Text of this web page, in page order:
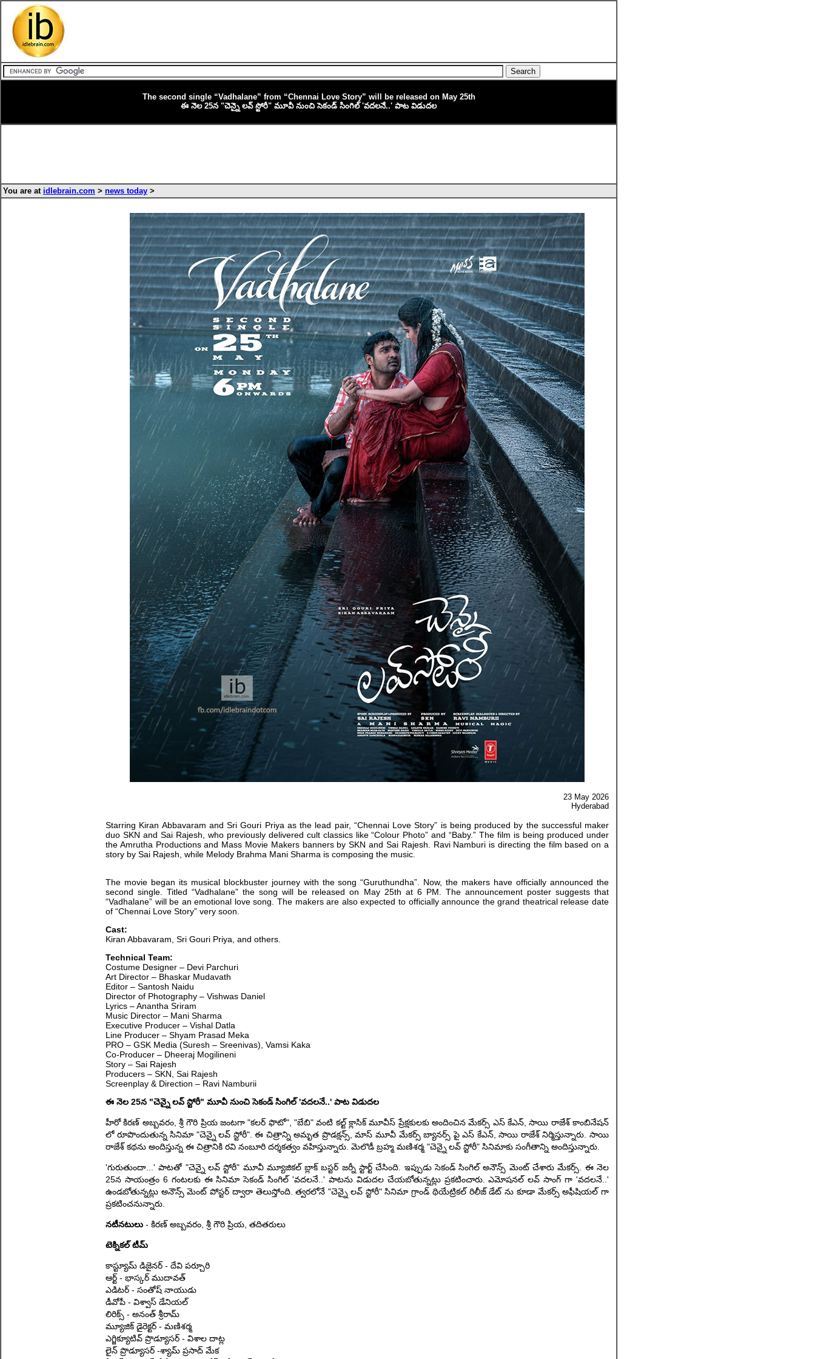
The second single “Vadhalane” from “Chennai Love Story” will be released on May 25th
ఈ నెల 25న "చెన్నై లవ్ స్టోరీ" మూవీ నుంచి సెకండ్ సింగిల్ 'వదలనే..' పాట విడుదల
You are at idlebrain.com > news today >
23 May 2026
Hyderabad
Starring Kiran Abbavaram and Sri Gouri Priya as the lead pair, “Chennai Love Story” is being produced by the successful maker
duo SKN and Sai Rajesh, who previously delivered cult classics like “Colour Photo” and “Baby.” The film is being produced under
the Amrutha Productions and Mass Movie Makers banners by SKN and Sai Rajesh. Ravi Namburi is directing the film based on a
story by Sai Rajesh, while Melody Brahma Mani Sharma is composing the music.
The movie began its musical blockbuster journey with the song “Guruthundha”. Now, the makers have officially announced the
second single. Titled “Vadhalane” the song will be released on May 25th at 6 PM. The announcement poster suggests that
“Vadhalane” will be an emotional love song. The makers are also expected to officially announce the grand theatrical release date
of “Chennai Love Story” very soon.
Cast:
Kiran Abbavaram, Sri Gouri Priya, and others.
Technical Team:
Costume Designer – Devi Parchuri
Art Director – Bhaskar Mudavath
Editor – Santosh Naidu
Director of Photography – Vishwas Daniel
Lyrics – Anantha Sriram
Music Director – Mani Sharma
Executive Producer – Vishal Datla
Line Producer – Shyam Prasad Meka
PRO – GSK Media (Suresh – Sreenivas), Vamsi Kaka
Co-Producer – Dheeraj Mogilineni
Story – Sai Rajesh
Producers – SKN, Sai Rajesh
Screenplay & Direction – Ravi Namburii
ఈ నెల 25న "చెన్నై లవ్ స్టోరీ" మూవీ నుంచి సెకండ్ సింగిల్ 'వదలనే..' పాట విడుదల
హీరో కిరణ్ అబ్బవరం, శ్రీ గౌరి ప్రియ జంటగా "కలర్ ఫొటో", "బేబి" వంటి కల్ట్ క్లాసిక్ మూవీస్ ప్రేక్షకులకు అందించిన మేకర్స్ ఎస్ కేఎన్, సాయి రాజేశ్ కాంబినేషన్
లో రూపొందుతున్న సినిమా "చెన్నై లవ్ స్టోరీ". ఈ చిత్రాన్ని అమృత ప్రొడక్షన్స్, మాస్ మూవీ మేకర్స్ బ్యానర్స్ పై ఎస్ కేఎన్, సాయి రాజేశ్ నిర్మిస్తున్నారు. సాయి
రాజేశ్ కథను అందిస్తున్న ఈ చిత్రానికి రవి నంబూరి దర్శకత్వం వహిస్తున్నారు. మెలొడీ బ్రహ్మ మణిశర్మ "చెన్నై లవ్ స్టోరీ" సినిమాకు సంగీతాన్ని అందిస్తున్నారు.
'గురుతుందా...' పాటతో "చెన్నై లవ్ స్టోరీ" మూవీ మ్యూజికల్ బ్లాక్ బస్టర్ జర్నీ స్టార్ట్ చేసింది. ఇప్పుడు సెకండ్ సింగిల్ అనౌన్స్ మెంట్ చేశారు మేకర్స్. ఈ నెల
25న సాయంత్రం 6 గంటలకు ఈ సినిమా సెకండ్ సింగిల్ 'వదలనే..' పాటను విడుదల చేయబోతున్నట్లు ప్రకటించారు. ఎమోషనల్ లవ్ సాంగ్ గా 'వదలనే..'
ఉండబోతున్నట్లు అనౌన్స్ మెంట్ పోస్టర్ ద్వారా తెలుస్తోంది. త్వరలోనే "చెన్నై లవ్ స్టోరీ" సినిమా గ్రాండ్ థియేట్రికల్ రిలీజ్ డేట్ ను కూడా మేకర్స్ అఫీషియల్ గా
ప్రకటించనున్నారు.
నటీనటులు - కిరణ్ అబ్బవరం, శ్రీ గౌరి ప్రియ, తదితరులు
టెక్నికల్ టీమ్
కాస్ట్యూమ్ డిజైనర్ - దేవి పర్చూరి
ఆర్ట్ - భాస్కర్ ముదావత్
ఎడిటర్ - సంతోష్ నాయుడు
డీవోపీ - విశ్వాస్ డేనియల్
లిరిక్స్ - అనంత్ శ్రీరామ్
మ్యూజిక్ డైరెక్టర్ - మణిశర్మ
ఎగ్జిక్యూటివ్ ప్రొడ్యూసర్ - విశాల దాట్ల
లైన్ ప్రొడ్యూసర్ -శ్యామ్ ప్రసాద్ మేక